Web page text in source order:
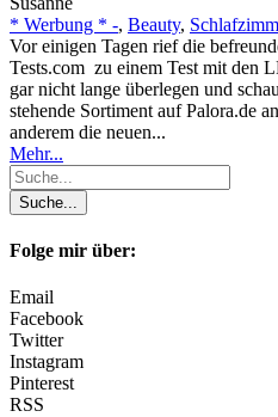
* Werbung * -, Beauty,
Vor einigen Tagen rief die
Tests.com zu einem Test mit den
gar nicht lange überlegen und
stehende Sortiment auf Palora.de
anderem die neuen...
Mehr...
Folge mir über:
Email
Facebook
Twitter
Instagram
Pinterest
RSS